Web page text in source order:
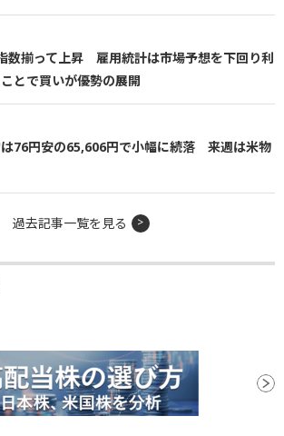
数揃って上昇 雇用統計は市場予想を下回り利
とで買いが優勢の展開
は76円安の65,606円で小幅に続落 来週は米物
過去記事一覧を見る